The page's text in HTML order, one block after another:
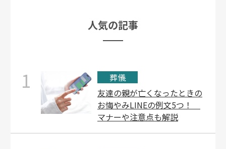
⼈気の記事
1
葬儀
友達の親が亡くなったときの
お悔やみLINEの例文5つ！
マナーや注意点も解説